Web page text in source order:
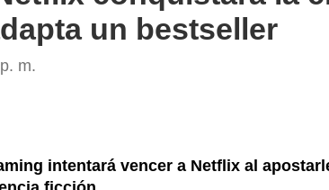
un bestseller
m.
intentará vencer a Netflix al